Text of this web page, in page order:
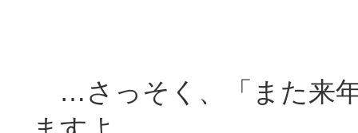
…さっそく、「また来